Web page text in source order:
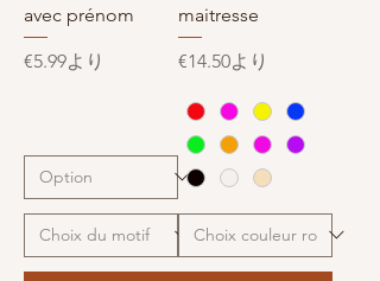
avec prénom
€5.99より
セール価格
maitresse
€14.50より
セール価格